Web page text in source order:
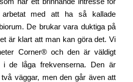
arbetat med att ha så kallade
De brukar vara duktiga på
är klart att man kan göra det. Vi
Corner® och den är väldigt
de låga frekvenserna. Den är
väggar, men den går även att